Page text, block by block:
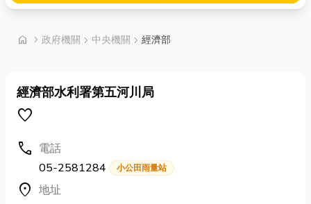
home chevron_right 首頁
政府機關 chevron_right 中央機關 chevron_right 經濟部
經濟部水利署第五河川局
favorite
call 電話
05-2581284
小公田雨量站
location_on 地址